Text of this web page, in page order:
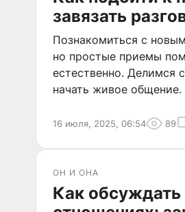
завязать
Познакомиться с
но простые приемы
естественно. Делимся
начать живое общение.
16 июля, 2025, 06:54 89
ОН И ОНА
Как